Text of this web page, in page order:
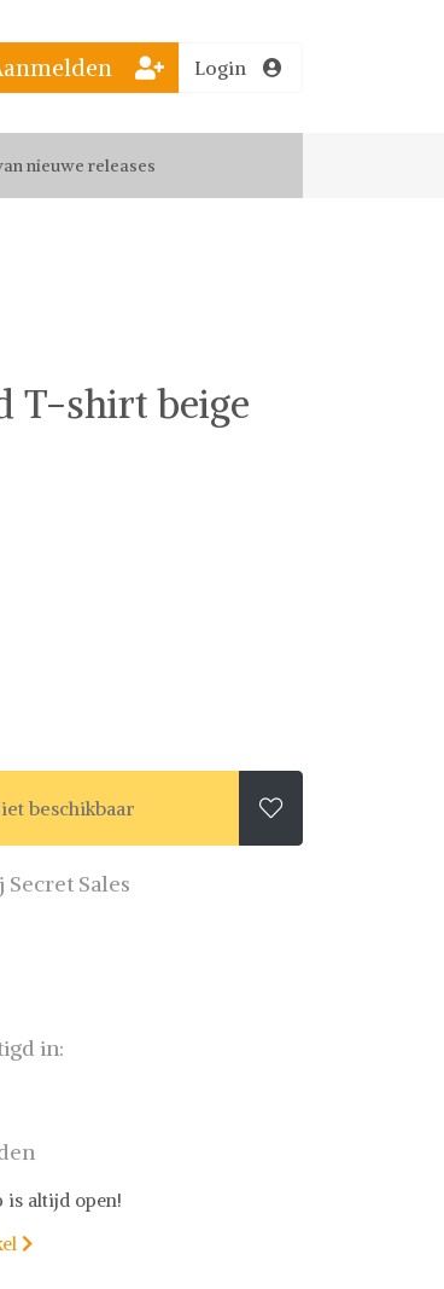
looks
nieuwe releases
Login
T-shirt beige
beschikbaar 
Sales
in:
is altijd open!
